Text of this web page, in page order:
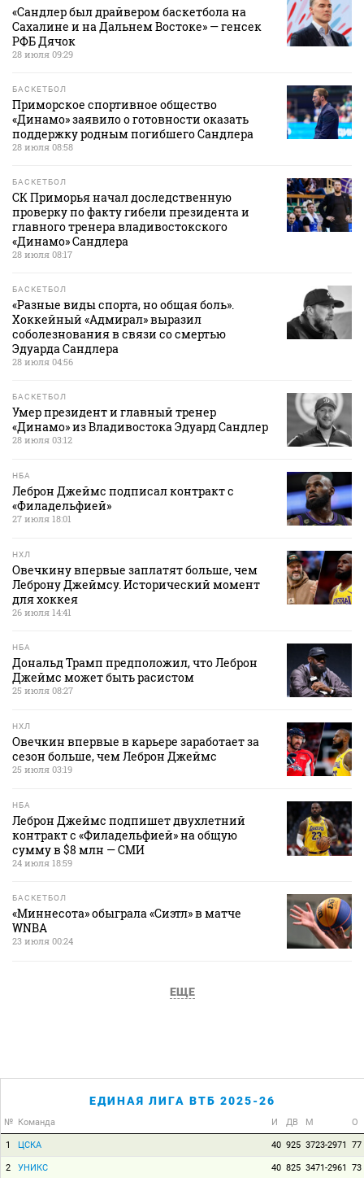
«Сандлер был драйвером баскетбола на
Сахалине и на Дальнем Востоке» — генсек
РФБ Дячок
28 июля 09:29
БАСКЕТБОЛ
Приморское спортивное общество
«Динамо» заявило о готовности оказать
поддержку родным погибшего Сандлера
28 июля 08:58
БАСКЕТБОЛ
СК Приморья начал доследственную
проверку по факту гибели президента и
главного тренера владивостокского
«Динамо» Сандлера
28 июля 08:17
БАСКЕТБОЛ
«Разные виды спорта, но общая боль».
Хоккейный «Адмирал» выразил
соболезнования в связи со смертью
Эдуарда Сандлера
28 июля 04:56
БАСКЕТБОЛ
Умер президент и главный тренер
«Динамо» из Владивостока Эдуард Сандлер
28 июля 03:12
НБА
Леброн Джеймс подписал контракт с
«Филадельфией»
27 июля 18:01
НХЛ
Овечкину впервые заплатят больше, чем
Леброну Джеймсу. Исторический момент
для хоккея
26 июля 14:41
НБА
Дональд Трамп предположил, что Леброн
Джеймс может быть расистом
25 июля 08:27
НХЛ
Овечкин впервые в карьере заработает за
сезон больше, чем Леброн Джеймс
25 июля 03:19
НБА
Леброн Джеймс подпишет двухлетний
контракт с «Филадельфией» на общую
сумму в $8 млн — СМИ
24 июля 18:59
БАСКЕТБОЛ
«Миннесота» обыграла «Сиэтл» в матче
WNBA
23 июля 00:24
ЕЩЕ
ЕДИНАЯ ЛИГА ВТБ 2025-26
№ Команда И ДВ М О
1 ЦСКА 40 925 3723-2971 77
2 УНИКС 40 825 3471-2961 73